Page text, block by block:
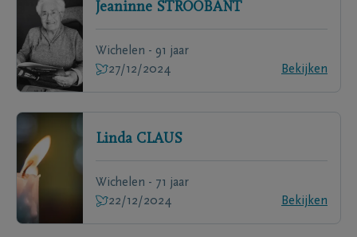
Jeaninne STROOBANT
Wichelen - 91 jaar
27/12/2024
Bekijken
Linda CLAUS
Wichelen - 71 jaar
22/12/2024
Bekijken